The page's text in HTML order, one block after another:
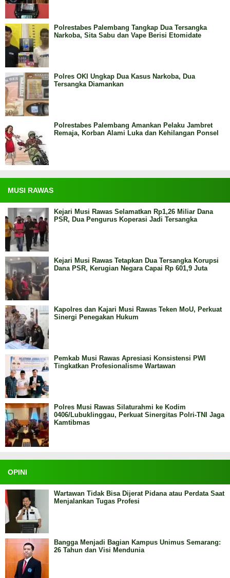
Polrestabes Palembang Tangkap Dua Tersangka
Narkoba, Sita Sabu dan Vape Berisi Etomidate
Polres OKI Ungkap Dua Kasus Narkoba, Dua
Tersangka Diamankan
Polrestabes Palembang Amankan Pelaku Jambret
Remaja, Korban Alami Luka dan Kehilangan Ponsel
MUSI RAWAS
Kejari Musi Rawas Selamatkan Rp1,26 Miliar Dana
PSR, Dua Pengurus Koperasi Jadi Tersangka
Kejari Musi Rawas Tetapkan Dua Tersangka Korupsi
Dana PSR, Kerugian Negara Capai Rp 601,9 Juta
Kapolres dan Kajari Musi Rawas Teken MoU, Perkuat
Sinergi Penegakan Hukum
Pemkab Musi Rawas Apresiasi Konsistensi PWI
Tingkatkan Profesionalisme Wartawan
Polres Musi Rawas Silaturahmi ke Kodim
0406/Lubuklinggau, Perkuat Sinergitas Polri-TNI Jaga
Kamtibmas
OPINI
Wartawan Tidak Bisa Dijerat Pidana atau Perdata Saat
Menjalankan Tugas Profesi
Bangga Menjadi Bagian Kampus Unimus Semarang:
26 Tahun dan Visi Mendunia